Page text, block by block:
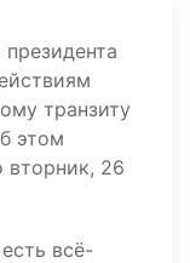
транзиту
этом
26
всё-